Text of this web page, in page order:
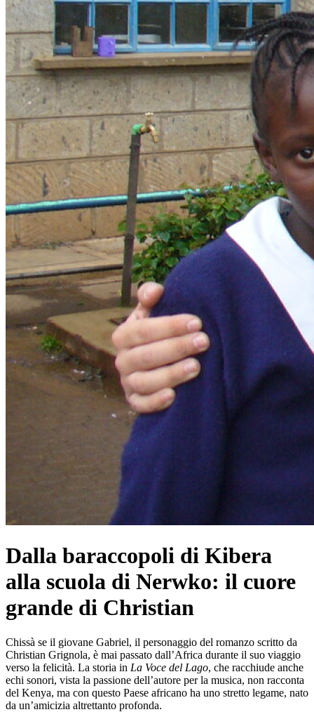
Dalla baraccopoli di Kibera
alla scuola di Nerwko: il cuore
grande di Christian
Chissà se il giovane Gabriel, il personaggio del romanzo scritto da
Christian Grignola, è mai passato dall’Africa durante il suo viaggio
verso la felicità. La storia in La Voce del Lago, che racchiude anche
echi sonori, vista la passione dell’autore per la musica, non racconta
del Kenya, ma con questo Paese africano ha uno stretto legame, nato
da un’amicizia altrettanto profonda.